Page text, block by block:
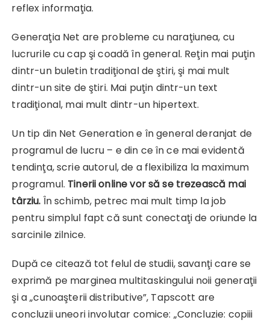
reflex informaţia.
Generaţia Net are probleme cu naraţiunea, cu
lucrurile cu cap şi coadă în general. Reţin mai puţin
dintr-un buletin tradiţional de ştiri, şi mai mult
dintr-un site de ştiri. Mai puţin dintr-un text
tradiţional, mai mult dintr-un hipertext.
Un tip din Net Generation e în general deranjat de
programul de lucru – e din ce în ce mai evidentă
tendinţa, scrie autorul, de a flexibiliza la maximum
programul. Tinerii online vor să se trezească mai
târziu. În schimb, petrec mai mult timp la job
pentru simplul fapt că sunt conectaţi de oriunde la
sarcinile zilnice.
După ce citează tot felul de studii, savanţi care se
exprimă pe marginea multitaskingului noii generaţii
şi a „cunoaşterii distributive”, Tapscott are
concluzii uneori involutar comice: „Concluzie: copiii